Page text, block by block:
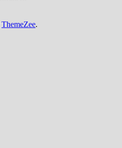
ThemeZee.